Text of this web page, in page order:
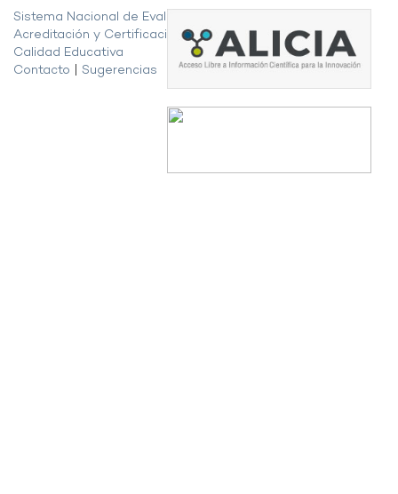
Sistema Nacional de Evaluación,
Acreditación y Certificación de la
Calidad Educativa
Contacto
Sugerencias